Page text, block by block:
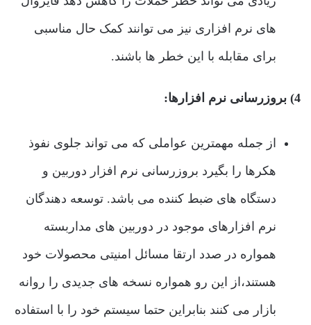
های نرم افزاری نیز می توانند کمک حال مناسبی
برای مقابله با این خطر ها باشند.
4) بروزرسانی نرم افزارها:
از جمله مهمترین عواملی که می تواند جلوی نفوذ
هکرها را بگیرد بروزرسانی نرم افزار دوربین و
دستگاه های ضبط کننده می باشد. توسعه دهندگان
نرم افزارهای موجود در دوربین های مداربسته
همواره در صدد ارتقا مسائل امنیتی محصولات خود
هستند،از این رو همواره نسخه های جدیدی را روانه
بازار می کنند بنابراین حتما سیستم خود را با استفاده